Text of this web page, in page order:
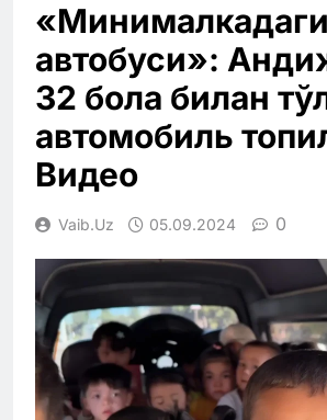
автобуси»:
32 бола билан
автомобиль
Видео
Vaib.uz 05.09.2024 0